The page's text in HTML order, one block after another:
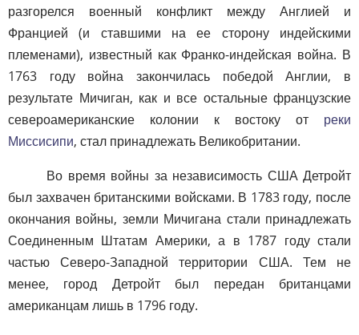
разгорелся военный конфликт между Англией и
Францией (и ставшими на ее сторону индейскими
племенами), известный как Франко-индейская война. В
1763 году война закончилась победой Англии, в
результате Мичиган, как и все остальные французские
североамериканские колонии к востоку от реки
Миссисипи, стал принадлежать Великобритании.
Во время войны за независимость США Детройт
был захвачен британскими войсками. В 1783 году, после
окончания войны, земли Мичигана стали принадлежать
Соединенным Штатам Америки, а в 1787 году стали
частью Северо-Западной территории США. Тем не
менее, город Детройт был передан британцами
американцам лишь в 1796 году.